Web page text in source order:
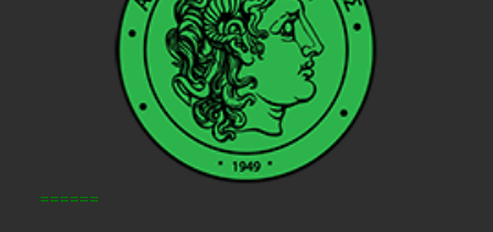
======